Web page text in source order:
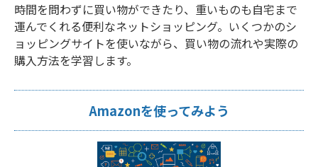
時間を問わずに買い物ができたり、重いものも自宅まで
運んでくれる便利なネットショッピング。いくつかのシ
ョッピングサイトを使いながら、買い物の流れや実際の
購入方法を学習します。
Amazonを使ってみよう